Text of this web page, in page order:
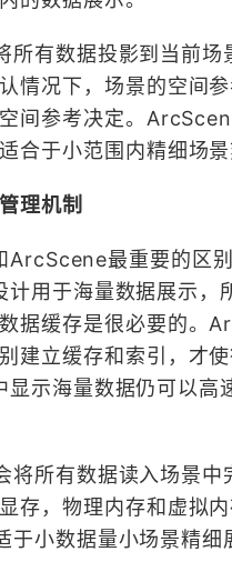
所有数据投影到当前场
情况下，场景的空间
间参考决定。
合于小范围内精细场景
理机制
最重要的区别
用于海量数据展示，
据缓存是很必要的。
建立缓存和索引，才
示海量数据仍可以高
将所有数据读入场景中
存，物理内存和虚拟
于小数据量小场景精细